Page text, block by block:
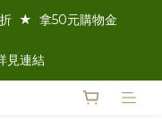
★  拿50元購物金
見連結